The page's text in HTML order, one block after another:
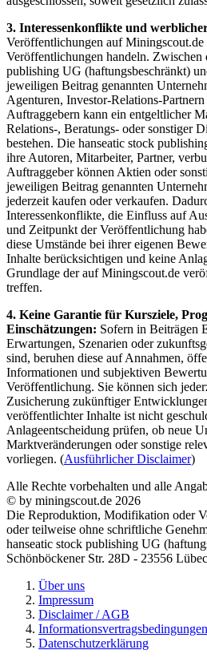
3. Interessenkonflikte und
Veröffentlichungen auf
Veröffentlichungen handeln. Zwischen
publishing UG (haftungsbeschränkt)
jeweiligen Beitrag genannten
Agenturen, Investor-Relations-Partnern
Auftraggebern kann ein entgeltlicher
Relations-, Beratungs- oder sonstiger
bestehen. Die hanseatic stock
ihre Autoren, Mitarbeiter, Partner,
Auftraggeber können Aktien oder
jeweiligen Beitrag genannten
jederzeit kaufen oder verkaufen.
Interessenkonflikte, die Einfluss auf
und Zeitpunkt der Veröffentlichung
diese Umstände bei ihrer eigenen
Inhalte berücksichtigen und keine
Grundlage der auf Miningscout.de
treffen.
4. Keine Garantie für Kursziele,
Einschätzungen: Sofern in Beiträgen
Erwartungen, Szenarien oder
sind, beruhen diese auf Annahmen,
Informationen und subjektiven
Veröffentlichung. Sie können sich
Zusicherung zukünftiger
veröffentlichter Inhalte ist nicht
Anlageentscheidung prüfen, ob neue
Marktveränderungen oder sonstige
vorliegen. (Ausführlicher Disclaimer)
Alle Rechte vorbehalten und alle
© by miningscout.de 2026
Die Reproduktion, Modifikation oder
oder teilweise ohne schriftliche
hanseatic stock publishing UG
Schönböckener Str. 28D - 23556
Über uns
Impressum
Disclaimer / AGB
Informationsvertragsbedingungen
Datenschutzerklärung